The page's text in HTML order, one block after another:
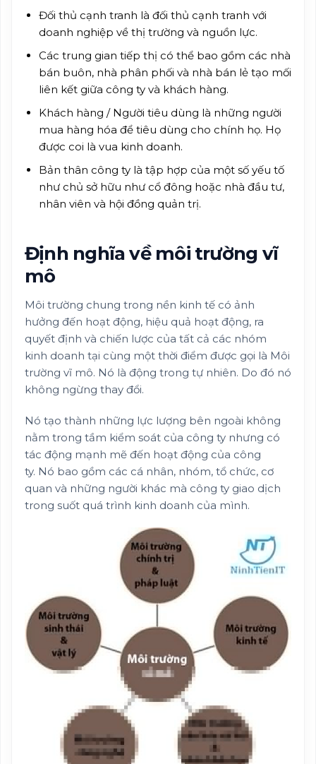
Đối thủ cạnh tranh là đối thủ cạnh tranh với
doanh nghiệp về thị trường và nguồn lực.
Các trung gian tiếp thị có thể bao gồm các nhà
bán buôn, nhà phân phối và nhà bán lẻ tạo mối
liên kết giữa công ty và khách hàng.
Khách hàng / Người tiêu dùng là những người
mua hàng hóa để tiêu dùng cho chính họ. Họ
được coi là vua kinh doanh.
Bản thân công ty là tập hợp của một số yếu tố
như chủ sở hữu như cổ đông hoặc nhà đầu tư,
nhân viên và hội đồng quản trị.
Định nghĩa về môi trường vĩ
mô
Môi trường chung trong nền kinh tế có ảnh
hưởng đến hoạt động, hiệu quả hoạt động, ra
quyết định và chiến lược của tất cả các nhóm
kinh doanh tại cùng một thời điểm được gọi là Môi
trường vĩ mô. Nó là động trong tự nhiên. Do đó nó
không ngừng thay đổi.
Nó tạo thành những lực lượng bên ngoài không
nằm trong tầm kiểm soát của công ty nhưng có
tác động mạnh mẽ đến hoạt động của công
ty. Nó bao gồm các cá nhân, nhóm, tổ chức, cơ
quan và những người khác mà công ty giao dịch
trong suốt quá trình kinh doanh của mình.